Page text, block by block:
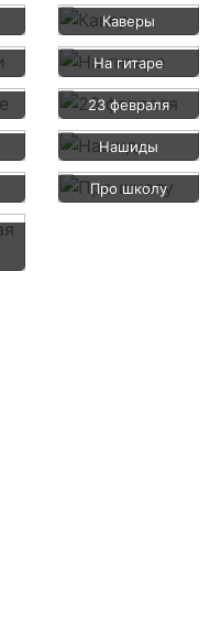
Каверы
На гитаре
23 февраля
Нашиды
Про школу